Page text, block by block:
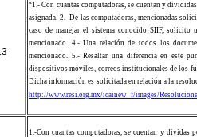
“1.- Con cuantas computadoras, se cuentan y
asignada. 2.- De las computadoras, mencionadas
caso de manejar el sistema conocido SIIF,
mencionado. 4.- Una relación de todos los
mencionado. 5.- Resaltar una diferencia en este
dispositivos móviles, correos institucionales de los
Dicha información es solicitada en relación a la
http://www.resi.org.mx/icainew_f/images/
1.-Con cuantas computadoras, se cuentan y dividas